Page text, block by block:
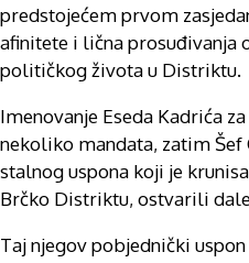
predstojećem prvom
afinitete i lična prosuđivanja
političkog života u Distriktu.
Imenovanje Eseda Kadrića
nekoliko mandata, zatim Šef
stalnog uspona koji je
Brčko Distriktu, ostvarili
Taj njegov pobjednički